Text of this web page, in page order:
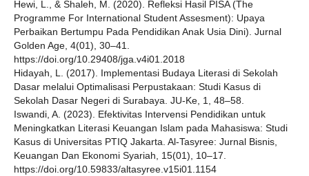
Hewi, L., & Shaleh, M. (2020). Refleksi Hasil PISA (The
Programme For International Student Assesment): Upaya
Perbaikan Bertumpu Pada Pendidikan Anak Usia Dini). Jurnal
Golden Age, 4(01), 30–41.
https://doi.org/10.29408/jga.v4i01.2018
Hidayah, L. (2017). Implementasi Budaya Literasi di Sekolah
Dasar melalui Optimalisasi Perpustakaan: Studi Kasus di
Sekolah Dasar Negeri di Surabaya. JU-Ke, 1, 48–58.
Iswandi, A. (2023). Efektivitas Intervensi Pendidikan untuk
Meningkatkan Literasi Keuangan Islam pada Mahasiswa: Studi
Kasus di Universitas PTIQ Jakarta. Al-Tasyree: Jurnal Bisnis,
Keuangan Dan Ekonomi Syariah, 15(01), 10–17.
https://doi.org/10.59833/altasyree.v15i01.1154